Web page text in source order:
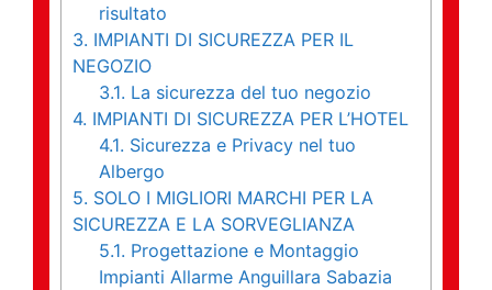
risultato
3. IMPIANTI DI SICUREZZA PER IL
NEGOZIO
3.1. La sicurezza del tuo negozio
4. IMPIANTI DI SICUREZZA PER L’HOTEL
4.1. Sicurezza e Privacy nel tuo
Albergo
5. SOLO I MIGLIORI MARCHI PER LA
SICUREZZA E LA SORVEGLIANZA
5.1. Progettazione e Montaggio
Impianti Allarme Anguillara Sabazia